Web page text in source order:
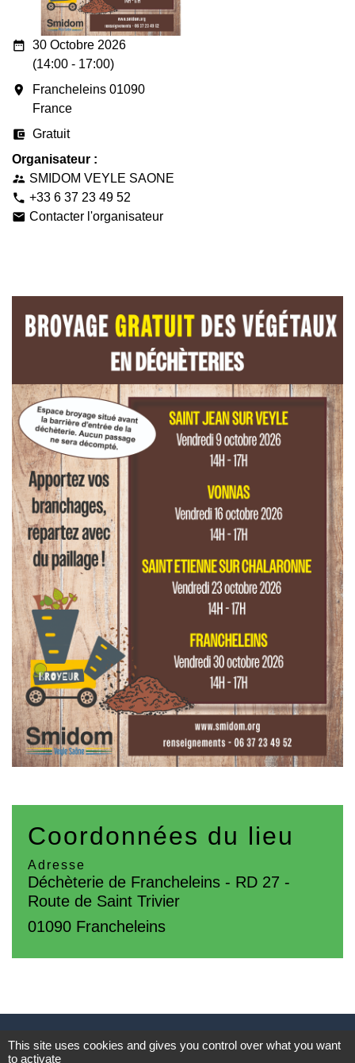
date_range 30 Octobre 2026
(14:00 - 17:00)
room
Francheleins 01090
France
account_balance_wallet Gratuit
Organisateur :
supervisor_account SMIDOM VEYLE SAONE
phone +33 6 37 23 49 52
email Contacter l'organisateur
Coordonnées du lieu
Adresse
Déchèterie de Francheleins - RD 27 -
Route de Saint Trivier
01090 Francheleins
Contacts
This site uses cookies and gives you control over what you want
to activate